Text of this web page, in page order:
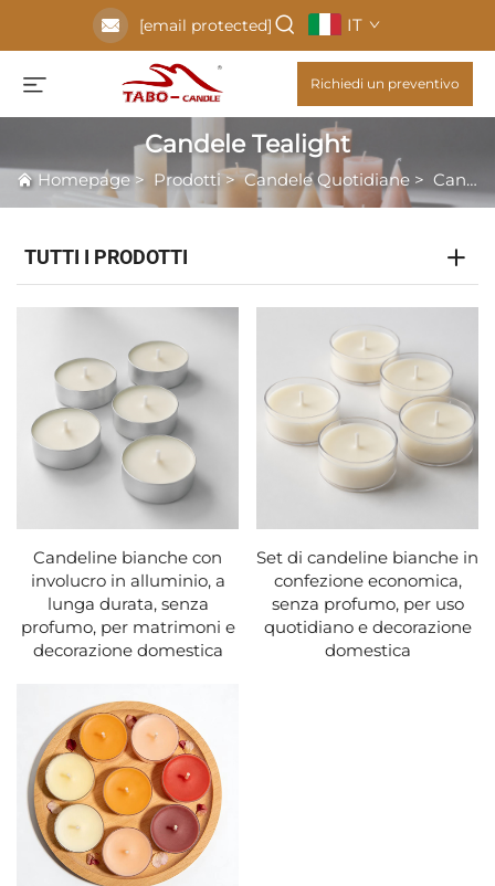
[email protected] IT
Richiedi un preventivo
Candele Tealight
Homepage> Prodotti>Candele Quotidiane > Candele Tealight
TUTTI I PRODOTTI
Candeline bianche con
involucro in alluminio, a
lunga durata, senza
profumo, per matrimoni e
decorazione domestica
Set di candeline bianche in
confezione economica,
senza profumo, per uso
quotidiano e decorazione
domestica